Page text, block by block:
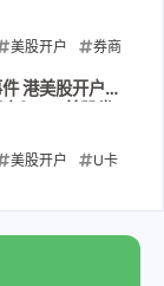
美股开户 券商
资融券 USDT
港美股开户收
证明｜无需海
金教程
美股开户 U卡